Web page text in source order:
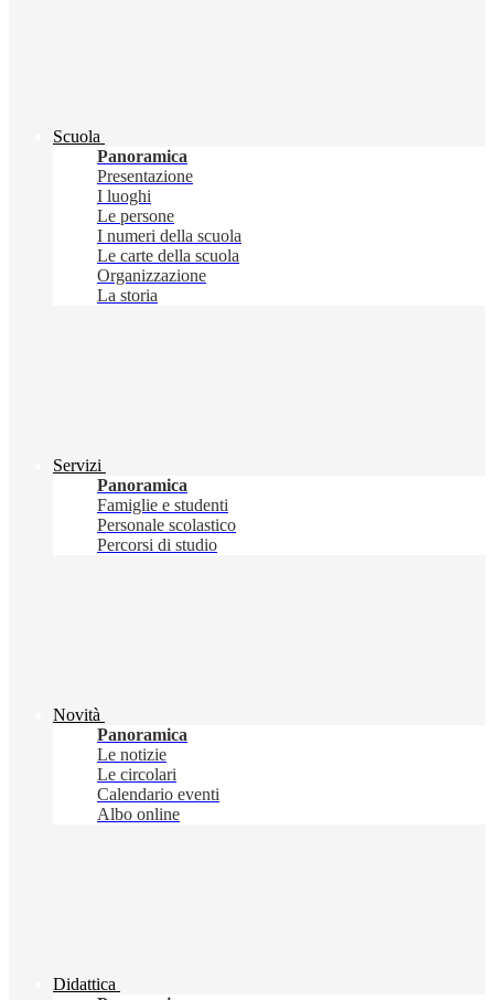
Scuola
Panoramica
Presentazione
I luoghi
Le persone
I numeri della scuola
Le carte della scuola
Organizzazione
La storia
Servizi
Panoramica
Famiglie e studenti
Personale scolastico
Percorsi di studio
Novità
Panoramica
Le notizie
Le circolari
Calendario eventi
Albo online
Didattica